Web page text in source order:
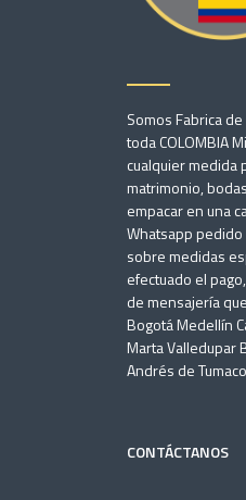
Somos Fabrica
toda COLOMBIA
cualquier medida
matrimonio,
empacar en una
Whatsapp pedido
sobre medidas
efectuado el
de mensajería
Bogotá Medellín
Marta Valledupar
Andrés de
CONTÁCTANOS